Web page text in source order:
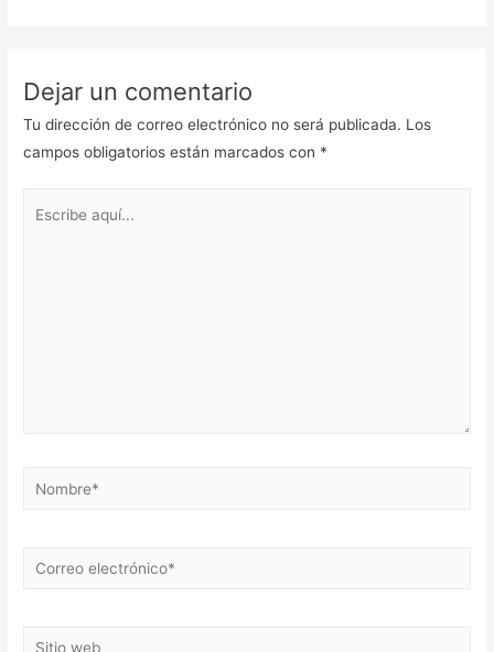
Dejar un comentario
Tu dirección de correo electrónico no será publicada. Los
campos obligatorios están marcados con *
Nombre*
Correo
Sitio